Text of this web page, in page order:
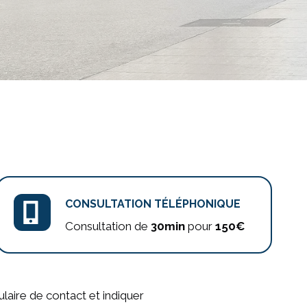
CONSULTATION TÉLÉPHONIQUE
Consultation de 30minpour 150€
de contact et indiquer